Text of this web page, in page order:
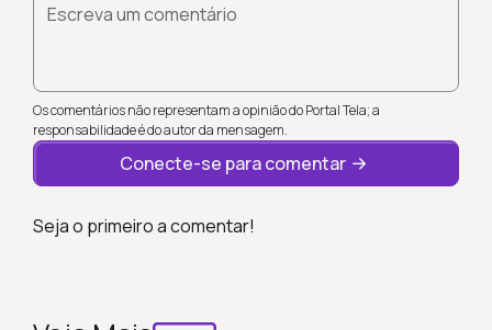
Escreva um comentário
Os comentários não representam a opinião do Portal Tela; a
responsabilidade é do autor da mensagem.
Conecte-se para comentar
Seja o primeiro a comentar!